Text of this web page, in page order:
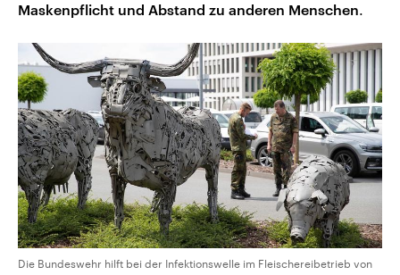
Maskenpflicht und Abstand zu anderen Menschen.
Die Bundeswehr hilft bei der Infektionswelle im Fleischereibetrieb von